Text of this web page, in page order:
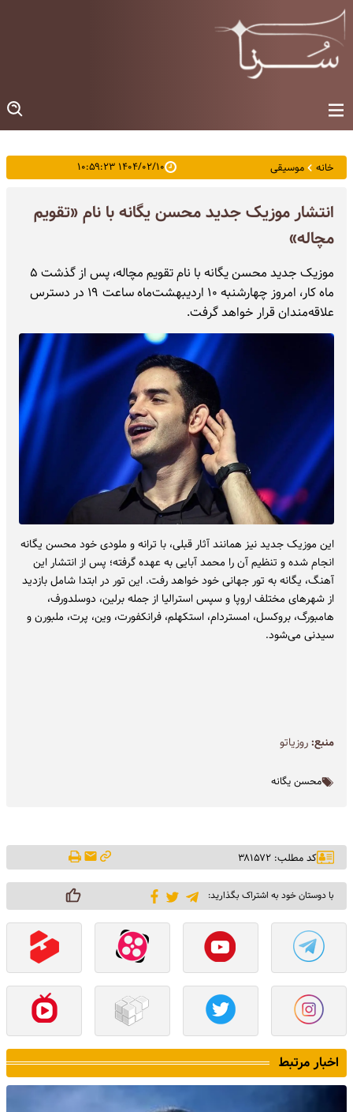
خانه موسیقی ۱۴۰۴/۰۲/۱۰ ۱۰:۵۹:۲۳
انتشار موزیک جدید محسن یگانه با نام «تقویم
مچاله»
موزیک جدید محسن یگانه با نام تقویم مچاله، پس از گذشت ۵
ماه کار، امروز چهارشنبه ۱۰ اردیبهشت‌ماه ساعت ۱۹ در دسترس
علاقه‌مندان قرار خواهد گرفت.
این موزیک جدید نیز همانند آثار قبلی، با ترانه و ملودی خود محسن یگانه
انجام شده و تنظیم آن را محمد آبایی به عهده گرفته؛ پس از انتشار این
آهنگ، یگانه به تور جهانی خود خواهد رفت. این تور در ابتدا شامل بازدید
از شهرهای مختلف اروپا و سپس استرالیا از جمله برلین، دوسلدورف،
هامبورگ، بروکسل، امستردام، استکهلم، فرانکفورت، وین، پرت، ملبورن و
سیدنی می‌شود.
منبع:روزیاتو
محسن یگانه
کد مطلب: ۳۸۱۵۷۲
با دوستان خود به اشتراک بگذارید:
اخبار مرتبط